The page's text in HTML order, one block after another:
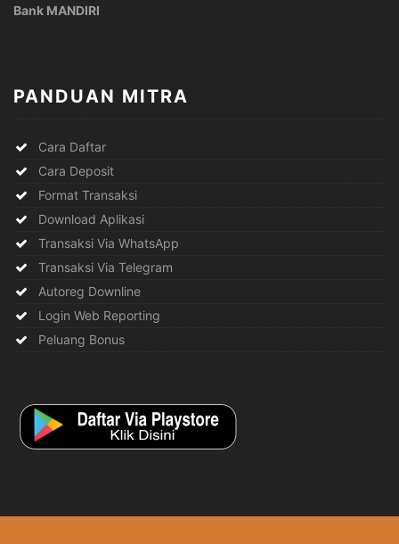
Bank MANDIRI
PANDUAN MITRA
Cara Daftar
Cara Deposit
Format Transaksi
Download Aplikasi
Transaksi Via WhatsApp
Transaksi Via Telegram
Autoreg Downline
Login Web Reporting
Peluang Bonus